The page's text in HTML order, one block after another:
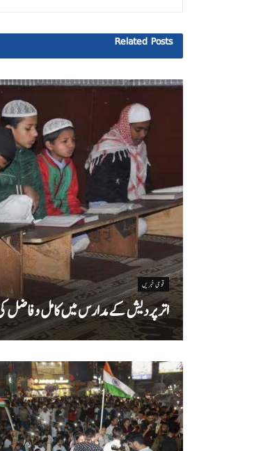
Related Posts
قومی خبریں
اتر پردیش کےمدارس میں کامل و فاضل کی